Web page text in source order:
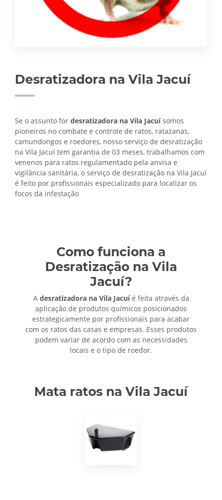
Desratizadora na Vila Jacuí
Se o assunto for desratizadora na Vila Jacuísomos
pioneiros no combate e controle de ratos, ratazanas,
camundongos e roedores, nosso serviço de desratização
na Vila Jacuí tem garantia de 03 meses, trabalhamos com
venenos para ratos regulamentado pela anvisa e
vigilância sanitária, o serviço de desratização na Vila Jacuí
é feito por profissionais especializado para localizar os
focos da infestação
Como funciona a
Desratização na Vila
Jacuí?
A desratizadora na Vila Jacuíé feita através da
aplicação de produtos químicos posicionados
estrategicamente por profissionais para acabar
com os ratos das casas e empresas. Esses produtos
podem variar de acordo com as necessidades
locais e o tipo de roedor.
Mata ratos na Vila Jacuí